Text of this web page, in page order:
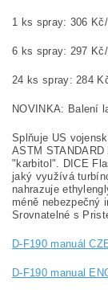
1 ks spray: 306
6 ks spray: 297
24 ks spray: 284
NOVINKA: Balení
Splňuje US
ASTM
"karbitol". DICE
jaký využívá
nahrazuje
méně nebezpečný
Srovnatelné s
D-F190 manuál
D-F190 manual